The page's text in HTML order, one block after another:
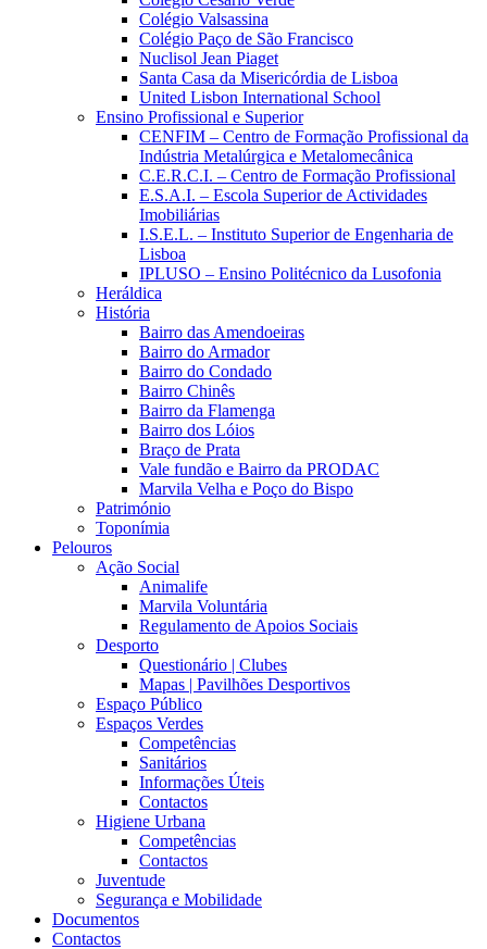
Colégio Valsassina
Colégio Paço de São Francisco
Nuclisol Jean Piaget
Santa Casa da Misericórdia de Lisboa
United Lisbon International School
Ensino Profissional e Superior
CENFIM – Centro de Formação Profissional da
Indústria Metalúrgica e Metalomecânica
C.E.R.C.I. – Centro de Formação Profissional
E.S.A.I. – Escola Superior de Actividades
Imobiliárias
I.S.E.L. – Instituto Superior de Engenharia de
Lisboa
IPLUSO – Ensino Politécnico da Lusofonia
Heráldica
História
Bairro das Amendoeiras
Bairro do Armador
Bairro do Condado
Bairro Chinês
Bairro da Flamenga
Bairro dos Lóios
Braço de Prata
Vale fundão e Bairro da PRODAC
Marvila Velha e Poço do Bispo
Património
Toponímia
Pelouros
Ação Social
Animalife
Marvila Voluntária
Regulamento de Apoios Sociais
Desporto
Questionário | Clubes
Mapas | Pavilhões Desportivos
Espaço Público
Espaços Verdes
Competências
Sanitários
Informações Úteis
Contactos
Higiene Urbana
Competências
Contactos
Juventude
Segurança e Mobilidade
Documentos
Contactos